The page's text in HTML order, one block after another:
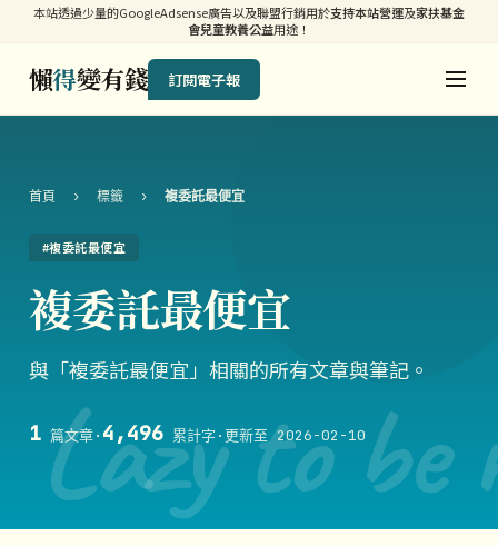
本站透過少量的GoogleAdsense廣告以及聯盟行銷用於支持本站營運及家扶基金
會兒童教養公益用途！
懶得變有錢 訂閱電子報
Lazy to be
首頁 › 標籤 › 複委託最便宜
#複委託最便宜
複委託最便宜
與「複委託最便宜」相關的所有文章與筆記。
1篇文章· 4,496累計字 ·更新至 2026-02-10